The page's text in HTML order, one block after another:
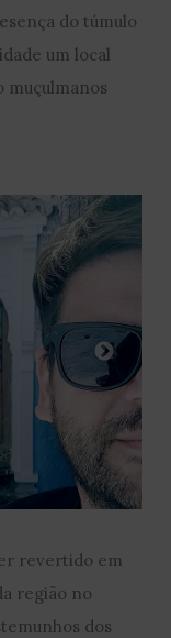
do túmulo
um local
muçulmanos
revertido em
região no
dos